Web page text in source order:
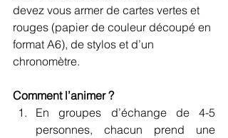
devez vous armer de cartes vertes et
rouges (papier de couleur découpé en
format A6), de stylos et d’un
chronomètre.
Comment l’animer ?
En groupes d’échange de 4-5
personnes, chacun prend une